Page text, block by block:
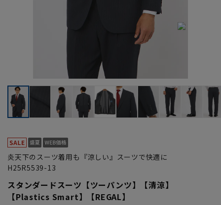
炎天下のスーツ着用も『涼しい』スーツで快適に
H25R5539-13
スタンダードスーツ【ツーパンツ】【清涼】
【Plastics Smart】【REGAL】